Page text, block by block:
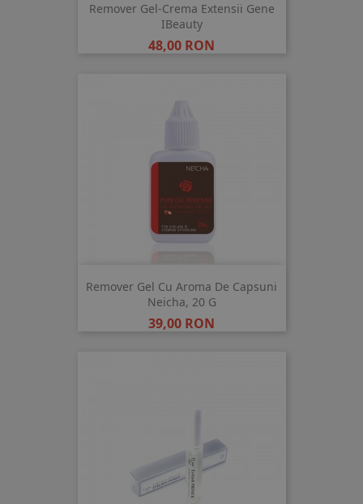
Remover Gel-Crema Extensii Gene
IBeauty
Pret
48,00 RON
Remover Gel Cu Aroma De Capsuni
Neicha, 20 G
Pret
39,00 RON